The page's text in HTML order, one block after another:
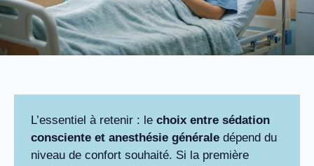
L’essentiel à retenir : le choix entre sédation
consciente et anesthésie générale dépend du
niveau de confort souhaité. Si la première